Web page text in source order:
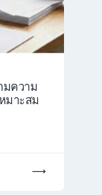
มความ
มาะสม